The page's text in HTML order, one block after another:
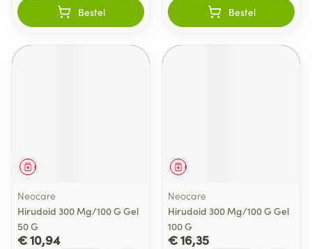
Bestel Bestel
Geneesmiddel
Neocare
Hirudoid 300 Mg/100 G Gel
50 G
€ 10,94
Geneesmiddel
Neocare
Hirudoid 300 Mg/100 G Gel
100 G
€ 16,35